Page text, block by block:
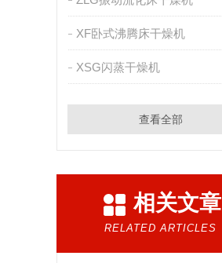
XF卧式沸腾床干燥机
XSG闪蒸干燥机
查看全部
相关文章
RELATED ARTICLES